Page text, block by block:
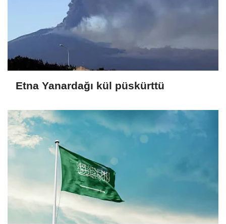
Etna Yanardağı kül püskürttü